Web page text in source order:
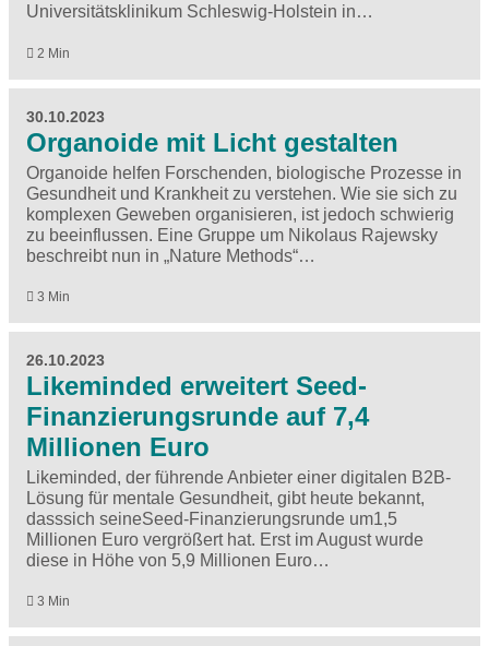
Universitätsklinikum Schleswig-Holstein in…
2 Min
30.10.2023
Organoide mit Licht gestalten
Organoide helfen Forschenden, biologische Prozesse in
Gesundheit und Krankheit zu verstehen. Wie sie sich zu
komplexen Geweben organisieren, ist jedoch schwierig
zu beeinflussen. Eine Gruppe um Nikolaus Rajewsky
beschreibt nun in „Nature Methods“…
3 Min
26.10.2023
Likeminded erweitert Seed-
Finanzierungsrunde auf 7,4
Millionen Euro
Likeminded, der führende Anbieter einer digitalen B2B-
Lösung für mentale Gesundheit, gibt heute bekannt,
dasssich seineSeed-Finanzierungsrunde um1,5
Millionen Euro vergrößert hat. Erst im August wurde
diese in Höhe von 5,9 Millionen Euro…
3 Min